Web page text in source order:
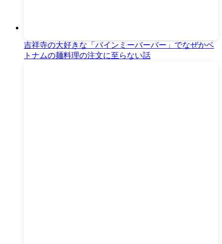
吉祥寺の大好きな「バインミーバーバー」でなぜかベ
トナムの麺料理の注文に至らない話